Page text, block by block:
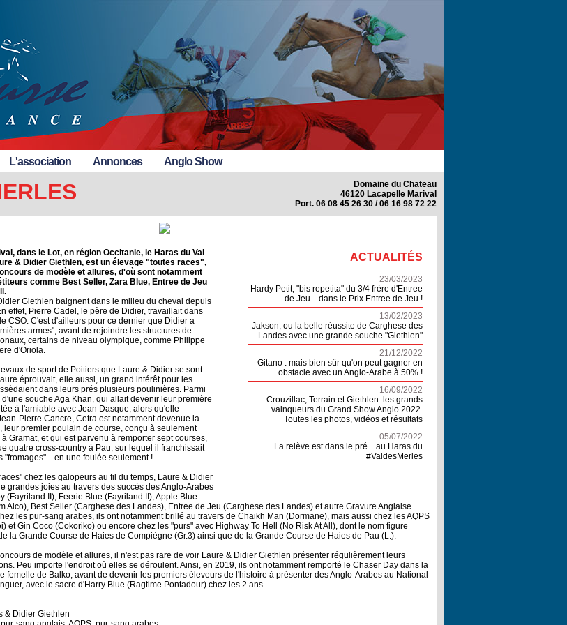
L'association Annonces Anglo Show
Domaine du Chateau
46120 Lacapelle Marival
Port. 06 08 45 26 30 / 06 16 98 72 22
ACTUALITÉS
23/03/2023
Hardy Petit, "bis repetita" du 3/4 frère d'Entree
de Jeu... dans le Prix Entree de Jeu !
13/02/2023
Jakson, ou la belle réussite de Carghese des
Landes avec une grande souche "Giethlen"
21/12/2022
Gitano : mais bien sûr qu'on peut gagner en
obstacle avec un Anglo-Arabe à 50% !
16/09/2022
Crouzillac, Terrain et Giethlen: les grands
vainqueurs du Grand Show Anglo 2022.
Toutes les photos, vidéos et résultats
05/07/2022
La relève est dans le pré... au Haras du
#ValdesMerles
dans le Lot, en région Occitanie, le Haras du Val
& Didier Giethlen, est un élevage "toutes races",
de modèle et allures, d'où sont notamment
comme Best Seller, Zara Blue, Entree de Jeu
Giethlen baignent dans le milieu du cheval depuis
effet, Pierre Cadel, le père de Didier, travaillait dans
CSO. C'est d'ailleurs pour ce dernier que Didier a
armes", avant de rejoindre les structures de
certains de niveau olympique, comme Philippe
d'Oriola.
de sport de Poitiers que Laure & Didier se sont
éprouvait, elle aussi, un grand intérêt pour les
dans leurs prés plusieurs poulinières. Parmi
souche Aga Khan, qui allait devenir leur première
à l'amiable avec Jean Dasque, alors qu'elle
Pierre Cancre, Cetra est notamment devenue la
leur premier poulain de course, conçu à seulement
Gramat, et qui est parvenu à remporter sept courses,
quatre cross-country à Pau, sur lequel il franchissait
"fromages"... en une foulée seulement !
chez les galopeurs au fil du temps, Laure & Didier
grandes joies au travers des succès des Anglo-Arabes
(Fayriland II), Feerie Blue (Fayriland II), Apple Blue
Alco), Best Seller (Carghese des Landes), Entree de Jeu (Carghese des Landes) et autre Gravure Anglaise
les pur-sang arabes, ils ont notamment brillé au travers de Chaikh Man (Dormane), mais aussi chez les AQPS
et Gin Coco (Cokoriko) ou encore chez les "purs" avec Highway To Hell (No Risk At All), dont le nom figure
la Grande Course de Haies de Compiègne (Gr.3) ainsi que de la Grande Course de Haies de Pau (L.).
de modèle et allures, il n'est pas rare de voir Laure & Didier Giethlen présenter régulièrement leurs
Peu importe l'endroit où elles se déroulent. Ainsi, en 2019, ils ont notamment remporté le Chaser Day dans la
femelle de Balko, avant de devenir les premiers éleveurs de l'histoire à présenter des Anglo-Arabes au National
avec le sacre d'Harry Blue (Ragtime Pontadour) chez les 2 ans.
& Didier Giethlen